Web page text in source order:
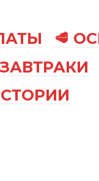
🥩
ЗАВТРАКИ